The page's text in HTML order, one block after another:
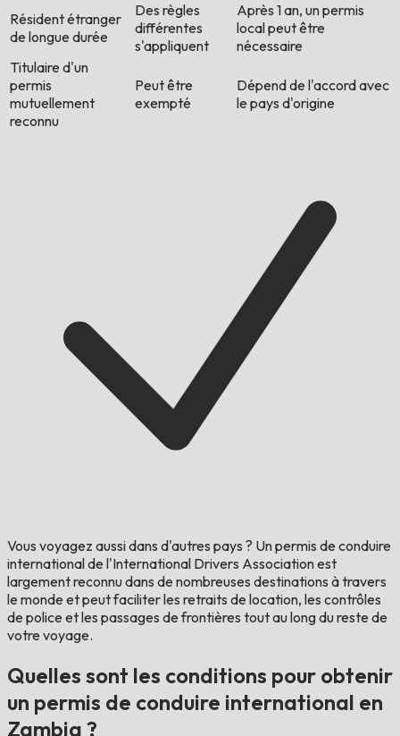
Résident étranger
de longue durée
Des règles
différentes
s'appliquent
Après 1 an, un permis
local peut être
nécessaire
Titulaire d'un
permis
mutuellement
reconnu
Peut être
exempté
Dépend de l'accord avec
le pays d'origine
Vous voyagez aussi dans d'autres pays ? Un permis de conduire
international de l'International Drivers Association est
largement reconnu dans de nombreuses destinations à travers
le monde et peut faciliter les retraits de location, les contrôles
de police et les passages de frontières tout au long du reste de
votre voyage.
Quelles sont les conditions pour obtenir
un permis de conduire international en
Zambia ?